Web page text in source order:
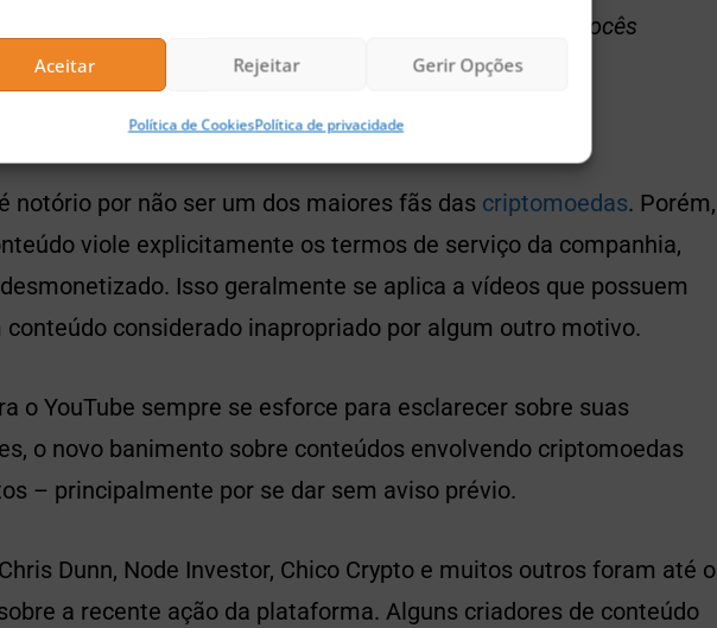
Aceitar Rejeitar Gerir Opções
Política de CookiesPolítica de privacidade
e mais de 7 milhões de visualizações. O que diabos vocês
YouTube?”
notório por não ser um dos maiores fãs das criptomoedas. Porém,
viole explicitamente os termos de serviço da companhia,
Isso geralmente se aplica a vídeos que possuem
conteúdo considerado inapropriado por algum outro motivo.
o YouTube sempre se esforce para esclarecer sobre suas
o novo banimento sobre conteúdos envolvendo criptomoedas
– principalmente por se dar sem aviso prévio.
Dunn, Node Investor, Chico Crypto e muitos outros foram até o
a recente ação da plataforma. Alguns criadores de conteúdo